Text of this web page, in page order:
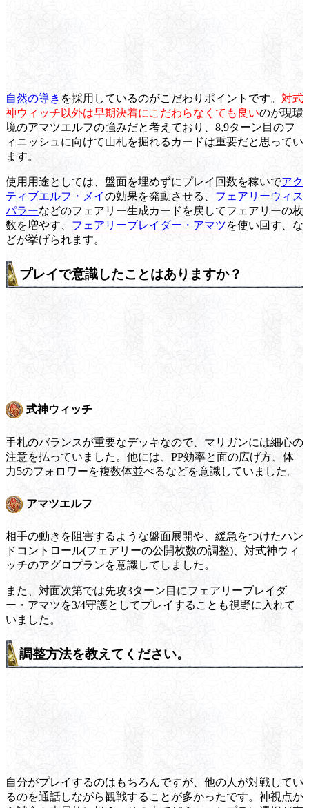
自然の導き を採用しているのがこだわりポイントです。 対式
神ウィッチ以外は早期決着にこだわらなくても良いのが現環
境のアマツエルフの強みだと考えており、8,9ターン目のフ
ィニッシュに向けて山札を掘れるカードは重要だと思ってい
ます。
使用用途としては、盤面を埋めずにプレイ回数を稼いでアク
ティブエルフ・メイの効果を発動させる、 フェアリーウィス
パラーなどのフェアリー生成カードを戻してフェアリーの枚
数を増やす、 フェアリーブレイダー・アマツを使い回す、な
どが挙げられます。
プレイで意識したことはありますか？
式神ウィッチ
手札のバランスが重要なデッキなので、マリガンには細心の
注意を払っていました。他には、PP効率と面の広げ方、体
力5のフォロワーを複数体並べるなどを意識していました。
アマツエルフ
相手の動きを阻害するような盤面展開や、緩急をつけたハン
ドコントロール(フェアリーの公開枚数の調整)、対式神ウィ
ッチのアグロプランを意識してしました。
また、対面次第では先攻3ターン目にフェアリーブレイダ
ー・アマツを3/4守護としてプレイすることも視野に入れて
いました。
調整方法を教えてください。
自分がプレイするのはもちろんですが、他の人が対戦してい
るのを通話しながら観戦することが多かったです。神視点か